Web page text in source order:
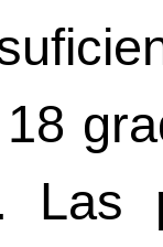
Las